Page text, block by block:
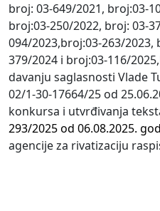
broj: 03-649/2021, broj:03-
broj:03-250/2022, broj: 03-
094/2023,broj:03-263/2023,
379/2024 i broj:03-116/
davanju saglasnosti Vlade
02/1-30-17664/25 od
konkursa i utvrđivanja
293/2025 od 06.08.2025.
agencije za rivatizaciju